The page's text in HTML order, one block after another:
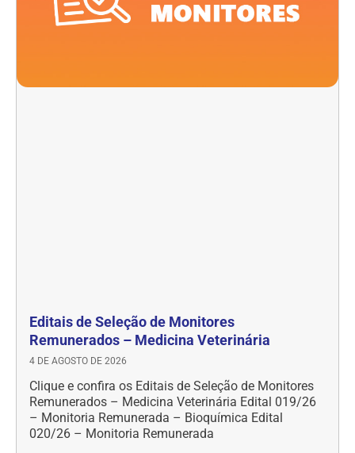
Editais de Seleção de Monitores
Remunerados – Medicina Veterinária
4 DE AGOSTO DE 2026
Clique e confira os Editais de Seleção de Monitores
Remunerados – Medicina Veterinária Edital 019/26
– Monitoria Remunerada – Bioquímica Edital
020/26 – Monitoria Remunerada